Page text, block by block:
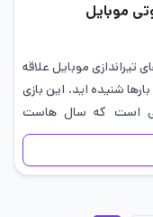
موبایل
تیراندازی موبایل علاقه
شنیده اید. این بازی
است که سال هاست